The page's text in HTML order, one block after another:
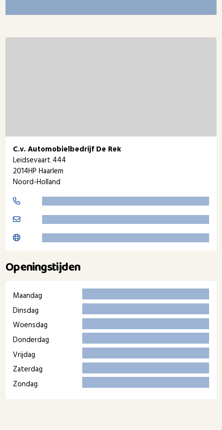
C.v. Automobielbedrijf De Rek
Leidsevaart 444
2014HP Haarlem
Noord-Holland
Openingstijden
Maandag
Dinsdag
Woensdag
Donderdag
Vrijdag
Zaterdag
Zondag